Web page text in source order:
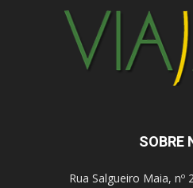
SOBRE
Rua Salgueiro Maia, nº